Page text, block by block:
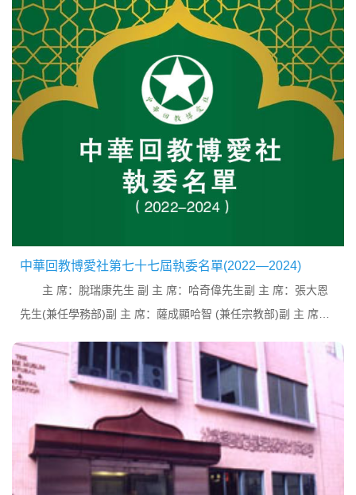
中華回教博愛社第七十七屆執委名單(2022—2024)
主 席：脫瑞康先生 副 主 席：哈奇偉先生副 主 席：張大恩
先生(兼任學務部)副 主 席：薩成顯哈智 (兼任宗教部)副 主 席：